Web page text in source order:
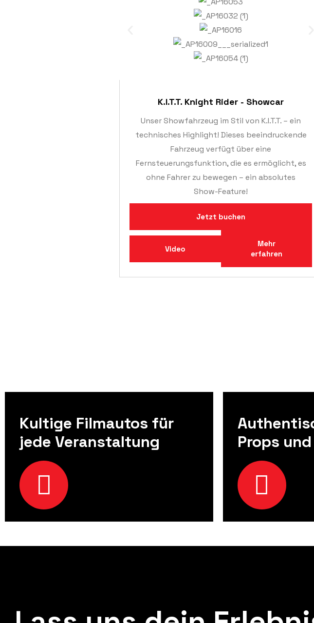
K.I.T.T. Knight Rider - Showcar
Unser Showfahrzeug im Stil von K.I.T.T. – ein
technisches Highlight! Dieses beeindruckende
Fahrzeug verfügt über eine
Fernsteuerungsfunktion, die es ermöglicht, es
ohne Fahrer zu bewegen – ein absolutes
Show-Feature!
Jetzt buchen
Video
Mehr
erfahren
Kultige Filmautos für
jede Veranstaltung
Props